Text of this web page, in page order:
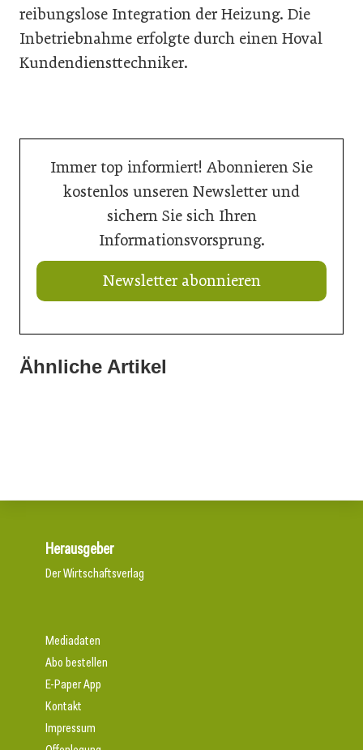
reibungslose Integration der Heizung. Die
Inbetriebnahme erfolgte durch einen Hoval
Kundendiensttechniker.
Immer top informiert! Abonnieren Sie
kostenlos unseren Newsletter und
sichern Sie sich Ihren
Informationsvorsprung.
Newsletter abonnieren
Ähnliche Artikel
21. Juli 2026
Herausgeber
Der Wirtschaftsverlag
Mediadaten
Abo bestellen
E-Paper App
Kontakt
Impressum